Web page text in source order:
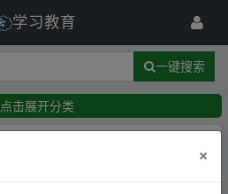
学习教育
一键搜索
点击展开分类
×